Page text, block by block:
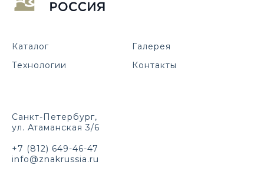
Каталог
Технологии
Галерея
Контакты
Санкт-Петербург,
ул. Атаманская 3/6
+7 (812) 649-46-47
info@znakrussia.ru